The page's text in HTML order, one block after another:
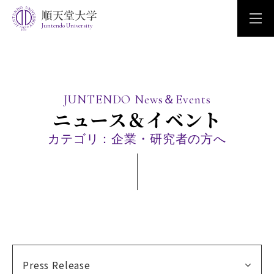
Juntendo University
JUNTENDO News＆Events
ニュース＆イベント
カテゴリ：企業・研究者の方へ
Press Release